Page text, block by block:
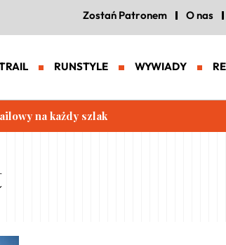
Zostań Patronem O nas
RUNSTYLE WYWIADY
na każdy szlak